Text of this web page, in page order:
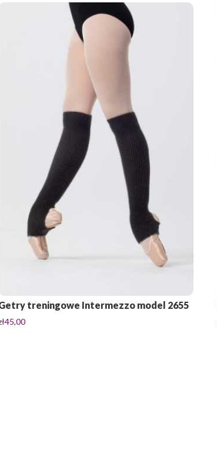
treningowe Intermezzo model 2655
45,00